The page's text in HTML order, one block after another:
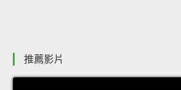
推薦影片